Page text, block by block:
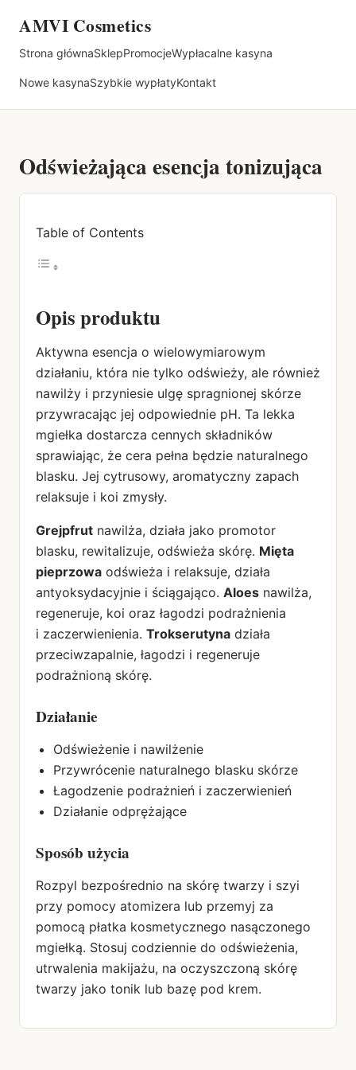
AMVI Cosmetics
Strona głównaSklepPromocjeWypłacalne kasyna
Nowe kasynaSzybkie wypłatyKontakt
Odświeżająca esencja tonizująca
Table of Contents
Opisproduktu
Aktywna esencja o wielowymiarowym
działaniu, która nie tylko odświeży, ale również
nawilży i przyniesie ulgę spragnionej skórze
przywracając jej odpowiednie pH. Ta lekka
mgiełka dostarcza cennych składników
sprawiając, że cera pełna będzie naturalnego
blasku. Jej cytrusowy, aromatyczny zapach
relaksuje i koi zmysły.
Grejpfrut nawilża, działa jako promotor
blasku, rewitalizuje, odświeża skórę. Mięta
pieprzowa odświeża i relaksuje, działa
antyoksydacyjnie i ściągająco. Aloes nawilża,
regeneruje, koi oraz łagodzi podrażnienia
i zaczerwienienia. Trokserutyna działa
przeciwzapalnie, łagodzi i regeneruje
podrażnioną skórę.
Działanie
Odświeżenie i nawilżenie
Przywrócenie naturalnego blasku skórze
Łagodzenie podrażnień i zaczerwienień
Działanie odprężające
Sposób użycia
Rozpyl bezpośrednio na skórę twarzy i szyi
przy pomocy atomizera lub przemyj za
pomocą płatka kosmetycznego nasączonego
mgiełką. Stosuj codziennie do odświeżenia,
utrwalenia makijażu, na oczyszczoną skórę
twarzy jako tonik lub bazę pod krem.